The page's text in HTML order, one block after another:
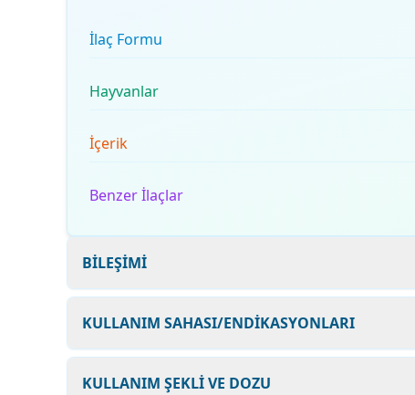
İlaç Formu
Hayvanlar
İçerik
Benzer İlaçlar
BİLEŞİMİ
KULLANIM SAHASI/ENDİKASYONLARI
KULLANIM ŞEKLİ VE DOZU